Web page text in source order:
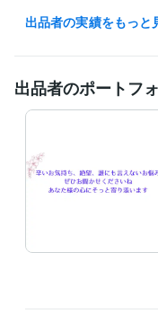
☆「今すぐ相談可能」の表
→「今すぐ電話」からご利
→ご対応可能な場合もござ
お気軽にメッセージ頂けま
人事 / 人材開発・人材育成
ライフスタイル・その他
ライフスタイル・その他
キャリア・デベロップ
年
Google スプレッドシー
出品者の実績をもっと
出品者のポートフ